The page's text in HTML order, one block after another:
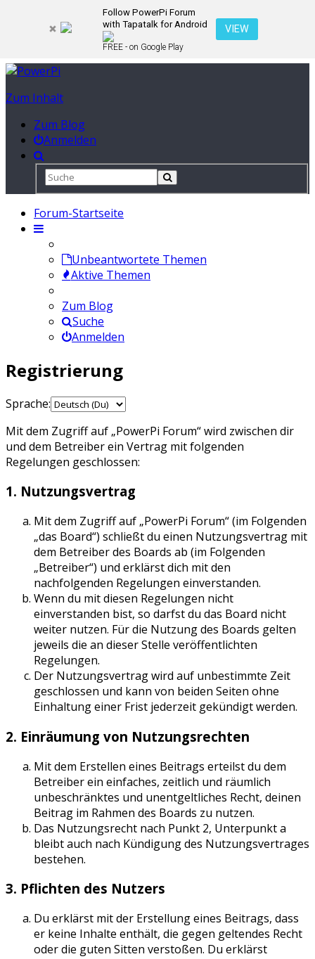
Follow PowerPi Forum
with Tapatalk for Android
FREE - on Google Play
VIEW
Zum Inhalt
Zum Blog
Anmelden
Forum-Startseite
Unbeantwortete Themen
Aktive Themen
Zum Blog
Suche
Anmelden
Registrierung
Sprache:
Mit dem Zugriff auf „PowerPi Forum“ wird zwischen dir
und dem Betreiber ein Vertrag mit folgenden
Regelungen geschlossen:
1. Nutzungsvertrag
Mit dem Zugriff auf „PowerPi Forum“ (im Folgenden
„das Board“) schließt du einen Nutzungsvertrag mit
dem Betreiber des Boards ab (im Folgenden
„Betreiber“) und erklärst dich mit den
nachfolgenden Regelungen einverstanden.
Wenn du mit diesen Regelungen nicht
einverstanden bist, so darfst du das Board nicht
weiter nutzen. Für die Nutzung des Boards gelten
jeweils die an dieser Stelle veröffentlichten
Regelungen.
Der Nutzungsvertrag wird auf unbestimmte Zeit
geschlossen und kann von beiden Seiten ohne
Einhaltung einer Frist jederzeit gekündigt werden.
2. Einräumung von Nutzungsrechten
Mit dem Erstellen eines Beitrags erteilst du dem
Betreiber ein einfaches, zeitlich und räumlich
unbeschränktes und unentgeltliches Recht, deinen
Beitrag im Rahmen des Boards zu nutzen.
Das Nutzungsrecht nach Punkt 2, Unterpunkt a
bleibt auch nach Kündigung des Nutzungsvertrages
bestehen.
3. Pflichten des Nutzers
Du erklärst mit der Erstellung eines Beitrags, dass
er keine Inhalte enthält, die gegen geltendes Recht
oder die guten Sitten verstoßen. Du erklärst